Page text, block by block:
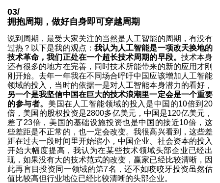
03/
拥抱周期，做好自身即可穿越周期
说到周期，最受大家关注的当然是人工智能的周期，有没有
过热？以下是我的观点： 我认为人工智能是一项改天换地的
技术革命，我们正处在一个超长技术周期的早段。 技术本身
还有很多的地方在完善，同时技术所能带来的新的应用才刚
刚开始。去年一年我在不同场合呼吁中国应该增加人工智能
领域的投入，当时的依据一是对人工智能本身潜力的看好，
另一个是我坚信中国在巨大的技术浪潮里一定会是一个重要
的参与者。 美国在人工智能领域的投入是中国的10倍到20
倍，美国的股权投资是2800多亿美元，中国是120亿美元，
差了23倍，美国的基础设施投资也是中国的接近10倍，这
些差距是不正常的，也一定会改变。我很高兴看到，这些差
距在过去一段时间里开始缩小，中国企业、社会资本的投入
开始大幅度提高，我认为在某些技术领域头部企业已经出
现，如果没有大的技术范式的改变，赢家已经比较清晰，因
此再盲目投资同一领域的第7名，还不如咬咬牙投资虽然估
值比较高但行业地位已经比较清晰的头部企业。